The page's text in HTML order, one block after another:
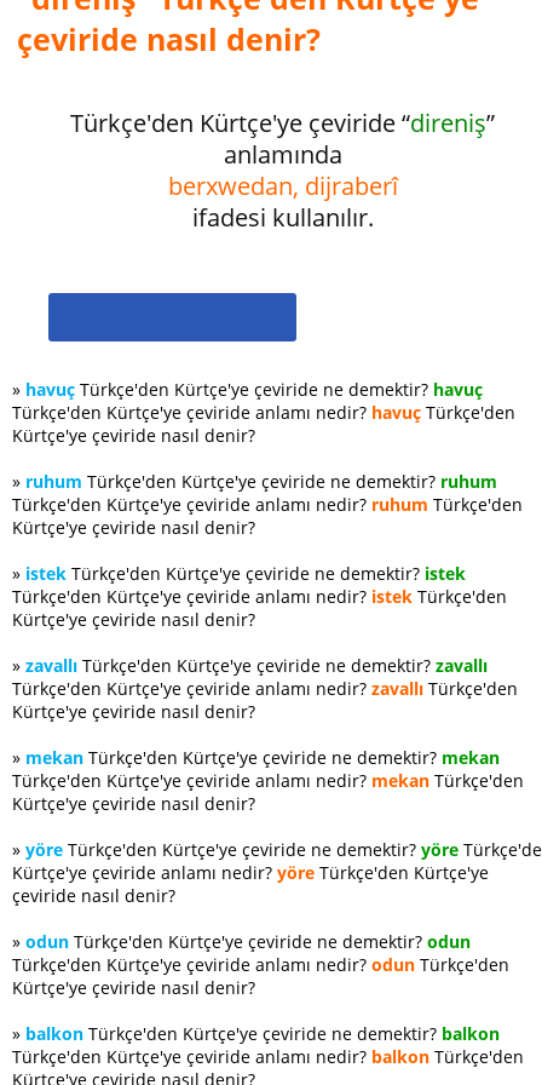
çeviride nasıl denir?
Türkçe'den Kürtçe'ye çeviride “direniş”
anlamında
berxwedan, dijraberî
ifadesi kullanılır.
» havuç Türkçe'den Kürtçe'ye çeviride ne demektir? havuç
Türkçe'den Kürtçe'ye çeviride anlamı nedir? havuç Türkçe'den
Kürtçe'ye çeviride nasıl denir?
» ruhum Türkçe'den Kürtçe'ye çeviride ne demektir? ruhum
Türkçe'den Kürtçe'ye çeviride anlamı nedir? ruhum Türkçe'den
Kürtçe'ye çeviride nasıl denir?
» istek Türkçe'den Kürtçe'ye çeviride ne demektir? istek
Türkçe'den Kürtçe'ye çeviride anlamı nedir? istek Türkçe'den
Kürtçe'ye çeviride nasıl denir?
» zavallı Türkçe'den Kürtçe'ye çeviride ne demektir? zavallı
Türkçe'den Kürtçe'ye çeviride anlamı nedir? zavallı Türkçe'den
Kürtçe'ye çeviride nasıl denir?
» mekan Türkçe'den Kürtçe'ye çeviride ne demektir? mekan
Türkçe'den Kürtçe'ye çeviride anlamı nedir? mekan Türkçe'den
Kürtçe'ye çeviride nasıl denir?
» yöre Türkçe'den Kürtçe'ye çeviride ne demektir? yöre
Kürtçe'ye çeviride anlamı nedir? yöre Türkçe'den Kürtçe'ye
çeviride nasıl denir?
» odun Türkçe'den Kürtçe'ye çeviride ne demektir? odun
Türkçe'den Kürtçe'ye çeviride anlamı nedir? odun Türkçe'den
Kürtçe'ye çeviride nasıl denir?
» balkon Türkçe'den Kürtçe'ye çeviride ne demektir? balkon
Türkçe'den Kürtçe'ye çeviride anlamı nedir? balkon Türkçe'den
Kürtçe'ye çeviride nasıl denir?